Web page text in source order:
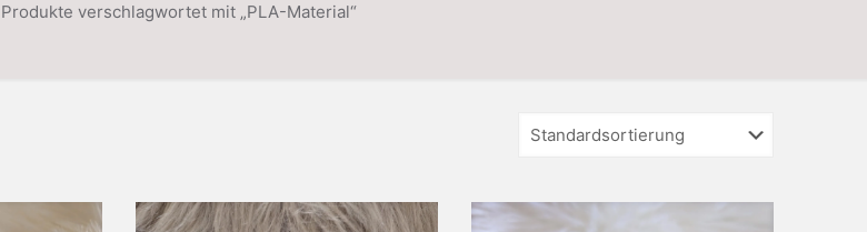
Produkte verschlagwortet mit „PLA-Material“